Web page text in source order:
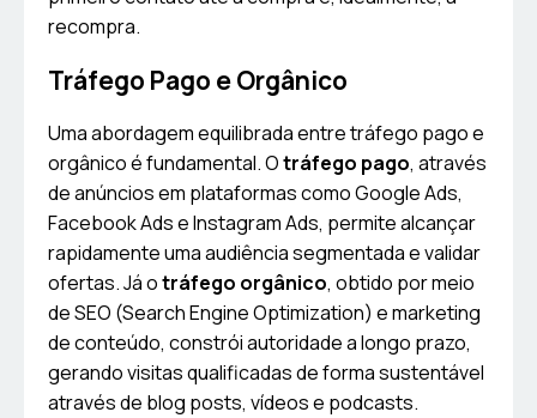
recompra.
Tráfego Pago e Orgânico
Uma abordagem equilibrada entre tráfego pago e
orgânico é fundamental. Otráfego pago, através
de anúncios em plataformas como Google Ads,
Facebook Ads e Instagram Ads, permite alcançar
rapidamente uma audiência segmentada e validar
ofertas. Já otráfego orgânico, obtido por meio
de SEO (Search Engine Optimization) e marketing
de conteúdo, constrói autoridade a longo prazo,
gerando visitas qualificadas de forma sustentável
através de blog posts, vídeos e podcasts.